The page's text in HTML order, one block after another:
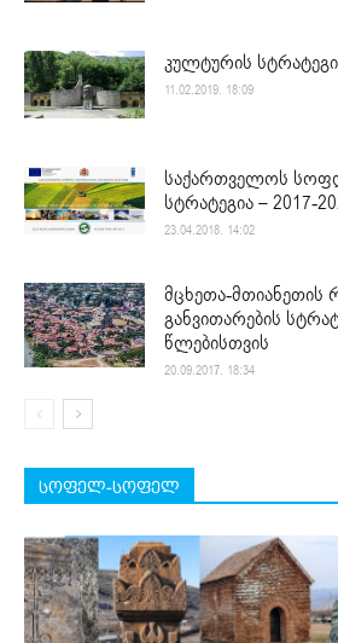
კულტურის
11.02.2019. 18:09
საქართველოს
სტრატეგია – 2017-
23.04.2018. 14:02
მცხეთა-მთიანეთის
განვითარების
წლებისთვის
20.09.2017. 18:34
სოფელ-სოფელ